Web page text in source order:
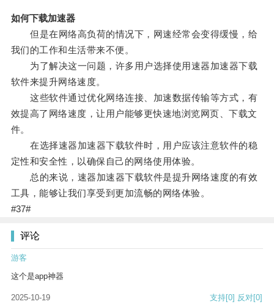
如何下载加速器
但是在网络高负荷的情况下，网速经常会变得缓慢，给
我们的工作和生活带来不便。
为了解决这一问题，许多用户选择使用速器加速器下载
软件来提升网络速度。
这些软件通过优化网络连接、加速数据传输等方式，有
效提高了网络速度，让用户能够更快速地浏览网页、下载文
件。
在选择速器加速器下载软件时，用户应该注意软件的稳
定性和安全性，以确保自己的网络使用体验。
总的来说，速器加速器下载软件是提升网络速度的有效
工具，能够让我们享受到更加流畅的网络体验。
#37#
评论
游客
这个是app神器
2025-10-19 支持[0] 反对[0]